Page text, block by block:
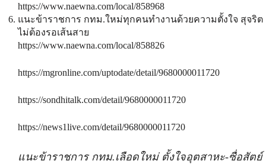
https://www.naewna.com/local/858968
แนะข้าราชการ กทม.ใหม่ทุกคนทำงานด้วยความตั้งใจ สุจริต
ไม่ต้องรอเส้นสาย
https://www.naewna.com/local/858826
https://mgronline.com/uptodate/detail/9680000011720
https://sondhitalk.com/detail/9680000011720
https://news1live.com/detail/9680000011720
แนะข้าราชการ กทม.เลือดใหม่ ตั้งใจอุตสาหะ-ซื่อสัตย์